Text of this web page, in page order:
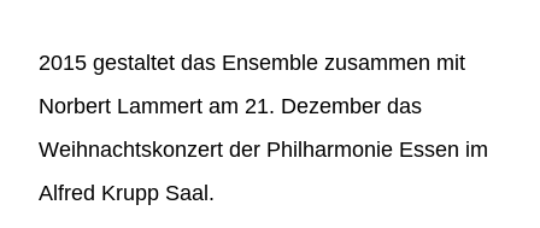
2015 gestaltet das Ensemble zusammen mit
Norbert Lammert am 21. Dezember das
Weihnachtskonzert der Philharmonie Essen im
Alfred Krupp Saal.